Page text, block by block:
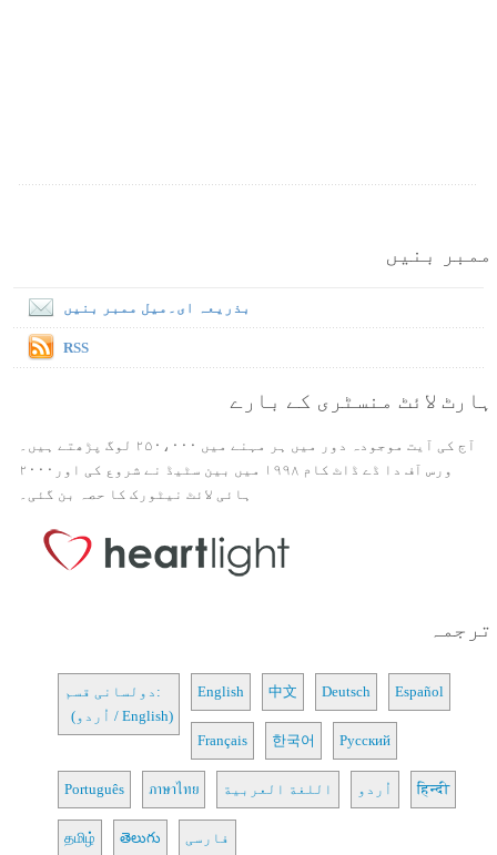
ممبر بنیں
بذریعہ ای۔میل ممبر بنیں
RSS
ہارٹ لائٹ منسٹری کے بارے
آج کی آیت موجودہ دور میں ہر مہنے میں ۲۵۰،۰۰۰ لوگ پڑھتے ہیں۔
ورس آف دا ڈے ڈاٹ کام ۱۹۹۸ میں بین سٹیڈ نے شروع کی اور۲۰۰۰
ہائی لائٹ نیٹورک کا حصہ بن گئی۔
ترجمہ
دولسانی قسم:
(اُردو / English)
English 中文 Deutsch Español
Français 한국어 Русский
Português ภาษาไทย اللغة العربية اُردو हिन्दी
தமிழ் తెలుగు فارسی